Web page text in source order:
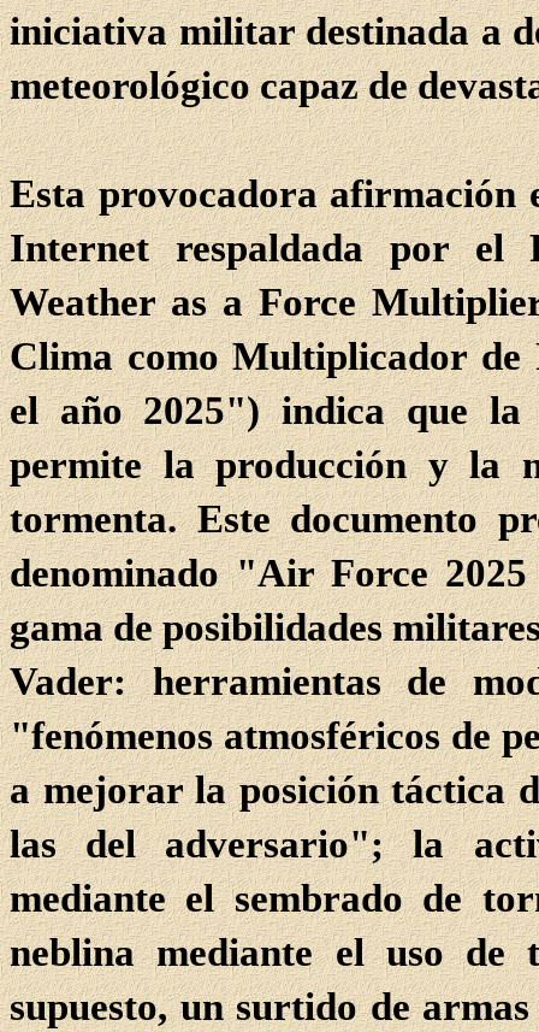
iniciativa militar destinada a
meteorológico capaz de
Esta provocadora afirmación
Internet respaldada por el
Weather as a Force
Clima como Multiplicador de
el año 2025") indica que la
permite la producción y la
tormenta. Este documento
denominado "Air Force
gama de posibilidades
Vader: herramientas de
"fenómenos atmosféricos de
a mejorar la posición táctica
las del adversario"; la
mediante el sembrado de
neblina mediante el uso
supuesto, un surtido de